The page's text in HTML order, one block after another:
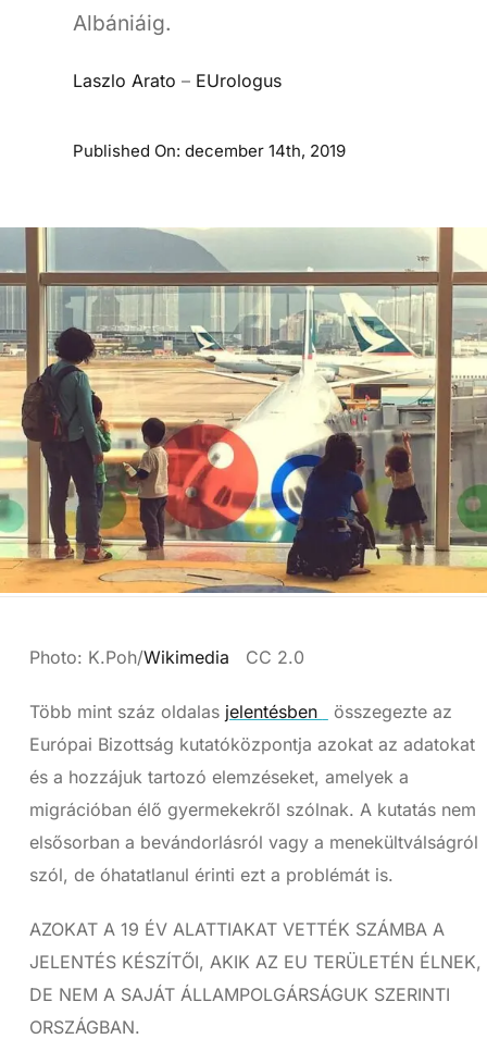
Albániáig.
Laszlo Arato – EUrologus
Published On: december 14th, 2019
Photo: K.Poh/Wikimedia CC 2.0
Több mint száz oldalas jelentésben
összegezte az
Európai Bizottság kutatóközpontja azokat az adatokat
és a hozzájuk tartozó elemzéseket, amelyek a
migrációban élő gyermekekről szólnak. A kutatás nem
elsősorban a bevándorlásról vagy a menekültválságról
szól, de óhatatlanul érinti ezt a problémát is.
AZOKAT A 19 ÉV ALATTIAKAT VETTÉK SZÁMBA A
JELENTÉS KÉSZÍTŐI, AKIK AZ EU TERÜLETÉN ÉLNEK,
DE NEM A SAJÁT ÁLLAMPOLGÁRSÁGUK SZERINTI
ORSZÁGBAN.